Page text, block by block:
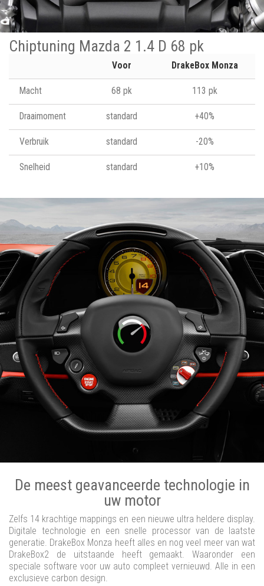
Chiptuning Mazda 2 1.4 D 68 pk
Voor DrakeBox Monza
Macht 68 pk 113 pk
Draaimoment standard +40%
Verbruik standard -20%
Snelheid standard +10%
De meest geavanceerde technologie in
uw motor
Zelfs 14 krachtige mappings en een nieuwe ultra heldere display.
Digitale technologie en een snelle processor van de laatste
generatie. DrakeBox Monza heeft alles en nog veel meer van wat
DrakeBox2 de uitstaande heeft gemaakt. Waaronder een
speciale software voor uw auto compleet vernieuwd. Alle in een
exclusieve carbon design.